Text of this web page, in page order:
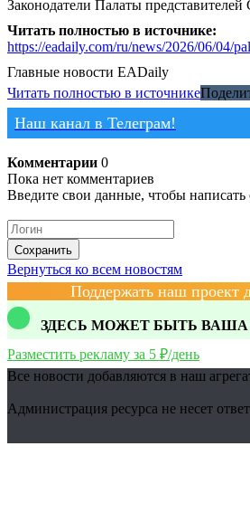
Законодатели Палаты
Читать полностью в источнике:
https://eadaily.com/ru/news/2026/06/04/
Главные новости EADaily
Читать полностью в источнике
Наш канал в Телеграм!
Комментарии 0
Пока нет комментариев
Введите свои данные, чтобы
Сохранить
Вернуться ко всем новостям
Поддержать наш проект
ЗДЕСЬ МОЖЕТ БЫТЬ
Разместить рекламу за 5 ₽/день
Все новости добавляются в наш
Администрация ресурса не несет